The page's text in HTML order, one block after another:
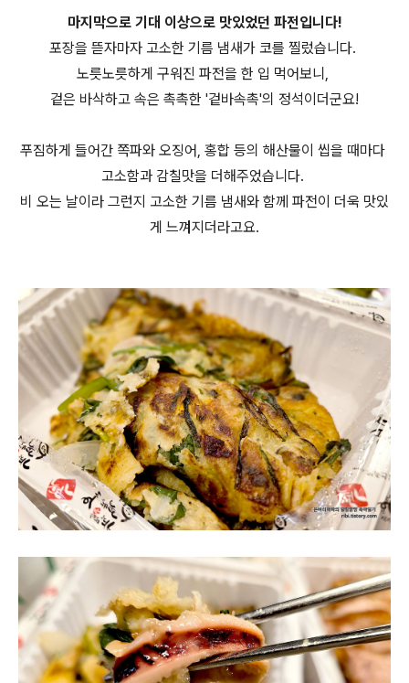
마지막으로 기대 이상으로 맛있었던 파전입니다!
포장을 뜯자마자 고소한 기름 냄새가 코를 찔렀습니다.
노릇노릇하게 구워진 파전을 한 입 먹어보니,
겉은 바삭하고 속은 촉촉한 '겉바속촉'의 정석이더군요!
푸짐하게 들어간 쪽파와 오징어, 홍합 등의 해산물이 씹을 때마다
고소함과 감칠맛을 더해주었습니다.
비 오는 날이라 그런지 고소한 기름 냄새와 함께 파전이 더욱 맛있
게 느껴지더라고요.